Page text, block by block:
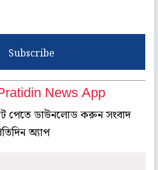
Subscribe
News App
পেতে ডাউনলোড করুন সংবাদ
অ্যাপ